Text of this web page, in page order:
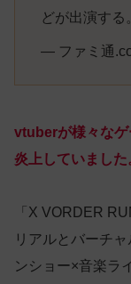
どが出演する
— ファミ通
vtuberが様々なゲ
炎上していました
「X VORDER
リアルとバーチ
ンショー×音楽ラ